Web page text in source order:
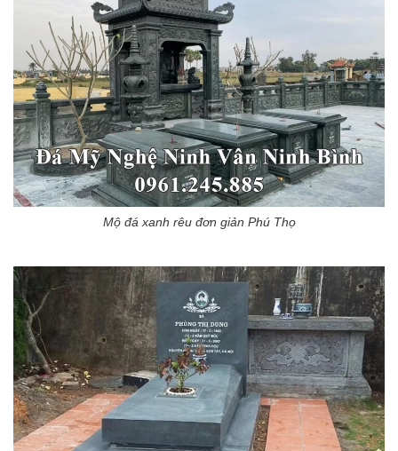
Mộ đá xanh rêu đơn giản Phú Thọ